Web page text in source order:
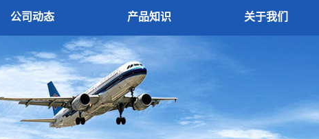
公司动态 产品知识 关于我们